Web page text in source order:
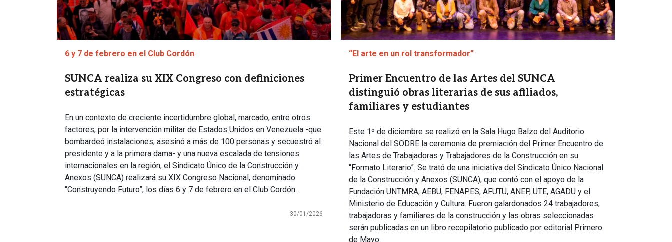
6 y 7 de febrero en el Club Cordón
SUNCA realiza su XIX Congreso con definiciones
estratégicas
En un contexto de creciente incertidumbre global, marcado, entre otros
factores, por la intervención militar de Estados Unidos en Venezuela -que
bombardeó instalaciones, asesinó a más de 100 personas y secuestró al
presidente y a la primera dama- y una nueva escalada de tensiones
internacionales en la región, el Sindicato Único de la Construcción y
Anexos (SUNCA) realizará su XIX Congreso Nacional, denominado
“Construyendo Futuro”, los días 6 y 7 de febrero en el Club Cordón.
30/01/2026
“El arte en un rol transformador”
Primer Encuentro de las Artes del SUNCA
distinguió obras literarias de sus afiliados,
familiares y estudiantes
Este 1º de diciembre se realizó en la Sala Hugo Balzo del Auditorio
Nacional del SODRE la ceremonia de premiación del Primer Encuentro de
las Artes de Trabajadoras y Trabajadores de la Construcción en su
“Formato Literario”. Se trató de una iniciativa del Sindicato Único Nacional
de la Construcción y Anexos (SUNCA), que contó con el apoyo de la
Fundación UNTMRA, AEBU, FENAPES, AFUTU, ANEP, UTE, AGADU y el
Ministerio de Educación y Cultura. Fueron galardonados 24 trabajadores,
trabajadoras y familiares de la construcción y las obras seleccionadas
serán publicadas en un libro recopilatorio publicado por editorial Primero
de Mayo.